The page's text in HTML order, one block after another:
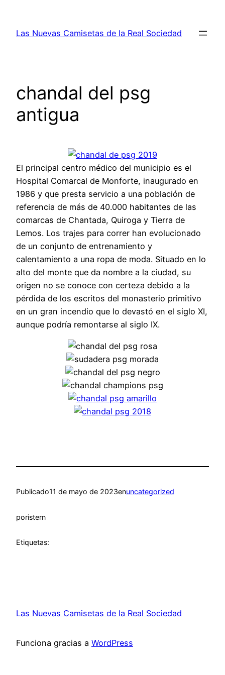
contenido
Las Nuevas Camisetas de la Real Sociedad
chandal del psg
antigua
El principal centro médico del municipio es el
Hospital Comarcal de Monforte, inaugurado en
1986 y que presta servicio a una población de
referencia de más de 40.000 habitantes de las
comarcas de Chantada, Quiroga y Tierra de
Lemos. Los trajes para correr han evolucionado
de un conjunto de entrenamiento y
calentamiento a una ropa de moda. Situado en lo
alto del monte que da nombre a la ciudad, su
origen no se conoce con certeza debido a la
pérdida de los escritos del monasterio primitivo
en un gran incendio que lo devastó en el siglo XI,
aunque podría remontarse al siglo IX.
Publicado11 de mayo de 2023enuncategorized
poristern
Etiquetas:
Las Nuevas Camisetas de la Real Sociedad
Funciona gracias a WordPress